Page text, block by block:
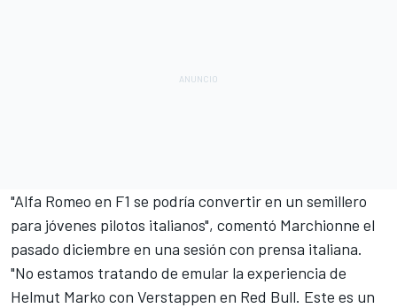
"Alfa Romeo en F1 se podría convertir en un semillero
para jóvenes pilotos italianos", comentó Marchionne el
pasado diciembre en una sesión con prensa italiana.
"No estamos tratando de emular la experiencia de
Helmut Marko con Verstappen en Red Bull. Este es un